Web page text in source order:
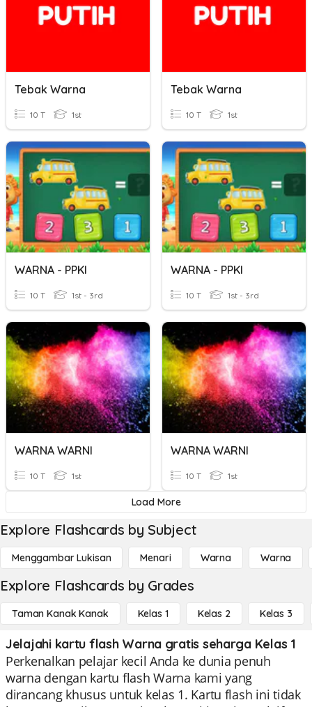
Tebak Warna
10 T 1st
Tebak Warna
10 T 1st
WARNA - PPKI
10 T 1st - 3rd
WARNA - PPKI
10 T 1st - 3rd
WARNA WARNI
10 T 1st
WARNA WARNI
10 T 1st
Load More
Explore Flashcards by Subject
Menggambar Lukisan Menari Warna Warna
Explore Flashcards by Grades
Taman Kanak Kanak Kelas 1 Kelas 2 Kelas 3
Jelajahi kartu flash Warna gratis seharga Kelas 1
Perkenalkan pelajar kecil Anda ke dunia penuh
warna dengan kartu flash Warna kami yang
dirancang khusus untuk kelas 1. Kartu flash ini tidak